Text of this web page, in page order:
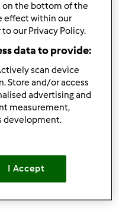
poter commentare
on the bottom of the
effect within our
our Privacy Policy.
data to provide:
scan device
Store and/or access
advertising and
measurement,
development.
I Accept